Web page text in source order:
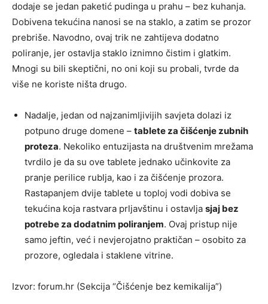
dodaje se jedan paketić pudinga u prahu – bez kuhanja.
Dobivena tekućina nanosi se na staklo, a zatim se prozor
prebriše. Navodno, ovaj trik ne zahtijeva dodatno
poliranje, jer ostavlja staklo iznimno čistim i glatkim.
Mnogi su bili skeptični, no oni koji su probali, tvrde da
više ne koriste ništa drugo.
Nadalje, jedan od najzanimljivijih savjeta dolazi iz
potpuno druge domene – tablete za čišćenje zubnih
proteza. Nekoliko entuzijasta na društvenim mrežama
tvrdilo je da su ove tablete jednako učinkovite za
pranje perilice rublja, kao i za čišćenje prozora.
Rastapanjem dvije tablete u toploj vodi dobiva se
tekućina koja rastvara prljavštinu i ostavlja sjaj bez
potrebe za dodatnim poliranjem. Ovaj pristup nije
samo jeftin, već i nevjerojatno praktičan – osobito za
prozore, ogledala i staklene vitrine.
Izvor: forum.hr (Sekcija “Čišćenje bez kemikalija”)